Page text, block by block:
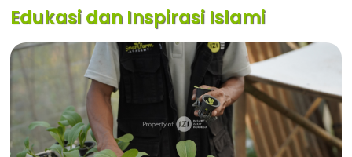
Edukasi dan Inspirasi Islami